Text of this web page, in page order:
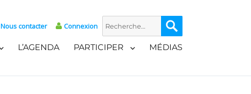
Nous contacter Connexion
Recherche
pour :
L’AGENDA PARTICIPER MÉDIAS